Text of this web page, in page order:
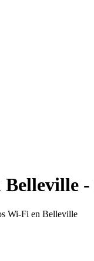
Belleville -
Wi-Fi en Belleville